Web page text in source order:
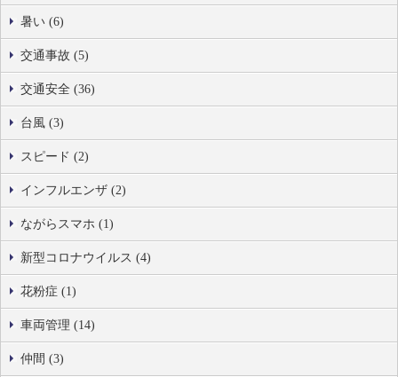
暑い (6)
交通事故 (5)
交通安全 (36)
台風 (3)
スピード (2)
インフルエンザ (2)
ながらスマホ (1)
新型コロナウイルス (4)
花粉症 (1)
車両管理 (14)
仲間 (3)